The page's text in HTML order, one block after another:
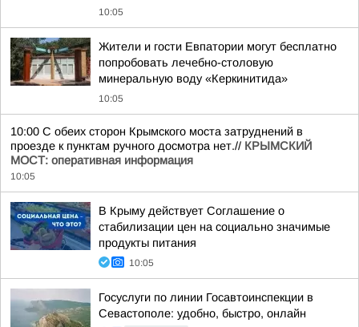
10:05
Жители и гости Евпатории могут бесплатно
попробовать лечебно-столовую
минеральную воду «Керкинитида»
10:05
10:00 С обеих сторон Крымского моста затруднений в
проезде к пунктам ручного досмотра нет.// КРЫМСКИЙ
МОСТ: оперативная информация
10:05
В Крыму действует Соглашение о
стабилизации цен на социально значимые
продукты питания
10:05
Госуслуги по линии Госавтоинспекции в
Севастополе: удобно, быстро, онлайн